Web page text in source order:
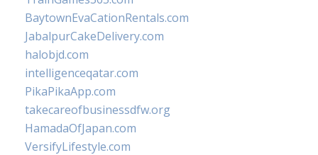
BaytownEvaCationRentals.com
JabalpurCakeDelivery.com
halobjd.com
intelligenceqatar.com
PikaPikaApp.com
takecareofbusinessdfw.org
HamadaOfJapan.com
VersifyLifestyle.com